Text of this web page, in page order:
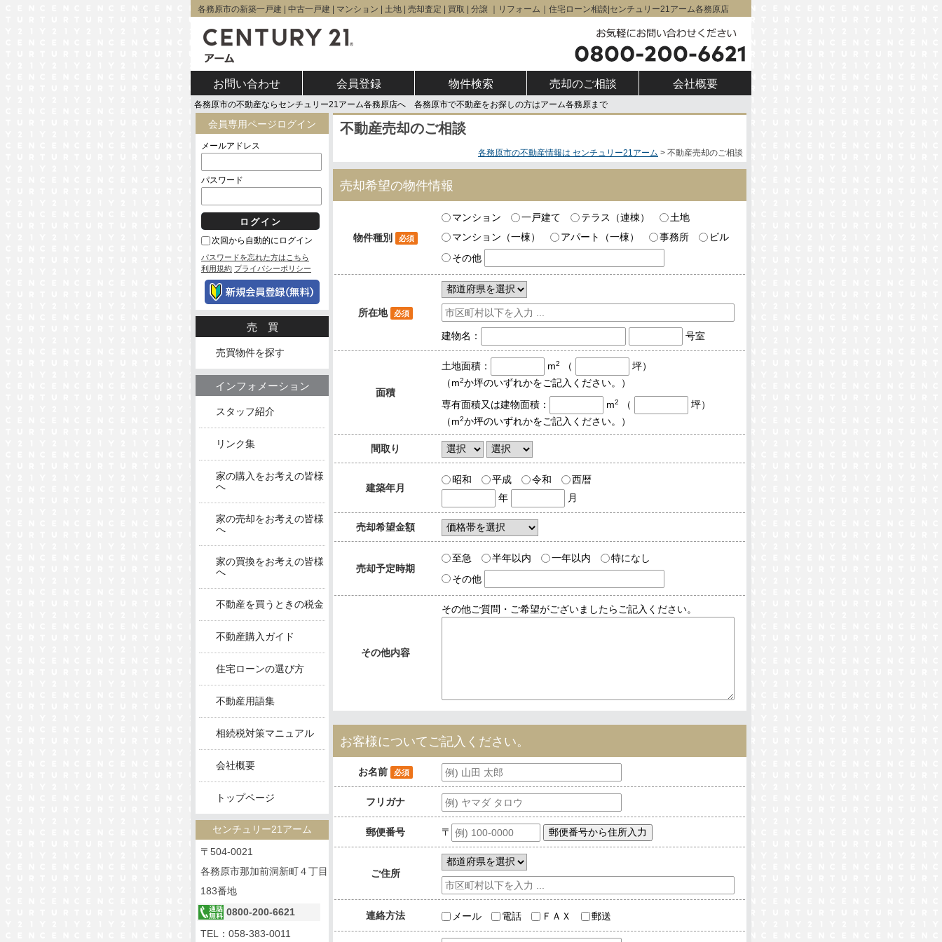
各務原市の新築一戸建 | 中古一戸建 | マンション | 土地 | 売却査定 | 買取 | 分譲 ｜リフォーム｜住宅ローン相談|センチュリー21アーム各務原店
お問い合わせ 会員登録 物件検索 売却のご相談 会社概要
各務原市の不動産ならセンチュリー21アーム各務原店へ 各務原市で不動産をお探しの方はアーム各務原まで
不動産売却のご相談
各務原市の不動産情報は センチュリー21アーム 不動産売却のご相談
売却希望の物件情報
物件種別 必須
マンション 一戸建て テラス（連棟）
土地
マンション（一棟）
アパート（一棟） 事務所
ビル
その他
所在地 必須
建物名： 号室
面積
土地面積： m2 （
坪）
（m2か坪のいずれかをご記入ください。）
専有面積又は建物面積：
m2 （
坪）
（m2か坪のいずれかをご記入ください。）
間取り
建築年月
昭和 平成 令和
西暦
年
月
売却希望金額
売却予定時期
至急 半年以内 一年以内
特になし
その他
その他内容
その他ご質問・ご希望がございましたらご記入ください。
お客様についてご記入ください。
お名前 必須
フリガナ
郵便番号 〒
ご住所
連絡方法 メール 電話 ＦＡＸ 郵送
会員専用ページログイン
メールアドレス
パスワード
次回から自動的にログイン
パスワードを忘れた方はこちら
利用規約 プライバシーポリシー
売買
売買物件を探す
インフォメーション
スタッフ紹介
リンク集
家の購入をお考えの皆様
へ
家の売却をお考えの皆様
へ
家の買換をお考えの皆様
へ
不動産を買うときの税金
不動産購入ガイド
住宅ローンの選び方
不動産用語集
相続税対策マニュアル
会社概要
トップページ
センチュリー21アーム
〒504-0021
各務原市那加前洞新町４丁目
183番地
0800-200-6621
TEL： 058-383-0011